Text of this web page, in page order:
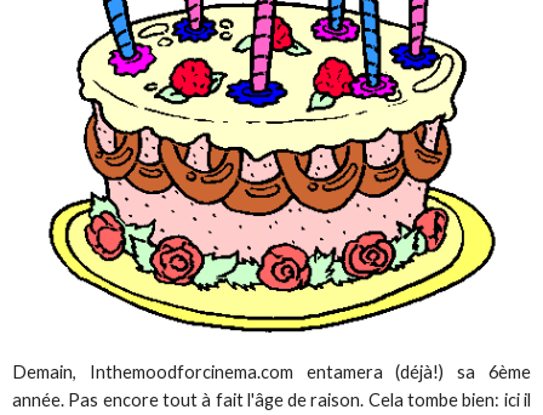
Demain, Inthemoodforcinema.com entamera (déjà!) sa 6ème
année. Pas encore tout à fait l'âge de raison. Cela tombe bien: ici il